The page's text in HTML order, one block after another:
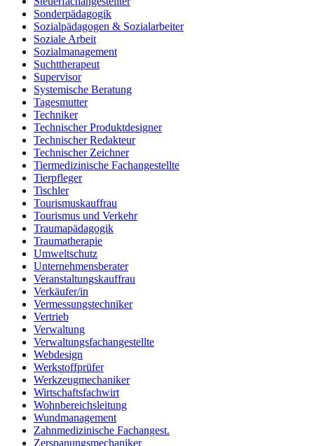
Sonderpädagogik
Sozialpädagogen & Sozialarbeiter
Soziale Arbeit
Sozialmanagement
Suchttherapeut
Supervisor
Systemische Beratung
Tagesmutter
Techniker
Technischer Produktdesigner
Technischer Redakteur
Technischer Zeichner
Tiermedizinische Fachangestellte
Tierpfleger
Tischler
Tourismuskauffrau
Tourismus und Verkehr
Traumapädagogik
Traumatherapie
Umweltschutz
Unternehmensberater
Veranstaltungskauffrau
Verkäufer/in
Vermessungstechniker
Vertrieb
Verwaltung
Verwaltungsfachangestellte
Webdesign
Werkstoffprüfer
Werkzeugmechaniker
Wirtschaftsfachwirt
Wohnbereichsleitung
Wundmanagement
Zahnmedizinische Fachangest.
Zerspanungsmechaniker